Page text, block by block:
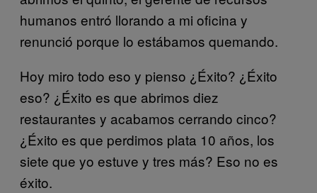
humanos entró llorando a mi oficina y
renunció porque lo estábamos quemando.
Hoy miro todo eso y pienso ¿Éxito? ¿Éxito
eso? ¿Éxito es que abrimos diez
restaurantes y acabamos cerrando cinco?
¿Éxito es que perdimos plata 10 años, los
siete que yo estuve y tres más? Eso no es
éxito.